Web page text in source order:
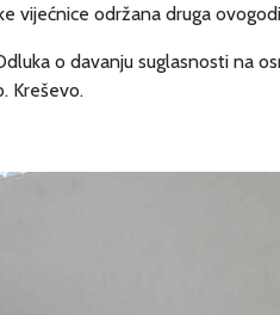
vijećnice održana druga
o davanju suglasnosti na
Kreševo.